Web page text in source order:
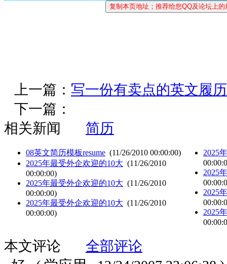
上一篇： 写一份有卖点的英文履历
下一篇：
相关新闻
简历
08英文简历模板resume (11/26/2010 00:00:00)
2025年最受外企欢迎的10大 (11/26/2010
00:00:00)
2025年最受外企欢迎的10大 (11/26/2010
00:00:00)
2025年最受外企欢迎的10大 (11/26/2010
00:00:00)
2025
2025
2025
2025
本文评论
全部评论